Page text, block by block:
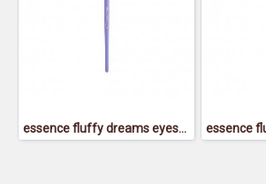
essence fluffy dreams eyeshadow smudger brush - เอสเซนส์ ฟลัฟฟี่ย์ ดรีมส์ อายแชโดว์ สมัดเจอร์ บรัช